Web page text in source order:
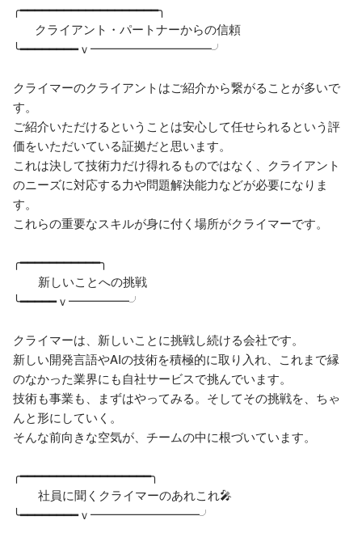
╭━━━━━━━━━━━━━━━━━━━╮
クライアント・パートナーからの信頼
╰━━━━━━━━ｖ━━━━━━━━━━╯
クライマーのクライアントはご紹介から繋がることが多いで
す。
ご紹介いただけるということは安心して任せられるという評
価をいただいている証拠だと思います。
これは決して技術力だけ得れるものではなく、クライアント
のニーズに対応する力や問題解決能力などが必要になりま
す。
これらの重要なスキルが身に付く場所がクライマーです。
╭━━━━━━━━━━━╮
新しいことへの挑戦
╰━━━━━ｖ━━━━━╯
クライマーは、新しいことに挑戦し続ける会社です。
新しい開発言語やAIの技術を積極的に取り入れ、これまで縁
のなかった業界にも自社サービスで挑んでいます。
技術も事業も、まずはやってみる。そしてその挑戦を、ちゃ
んと形にしていく。
そんな前向きな空気が、チームの中に根づいています。
╭━━━━━━━━━━━━━━━━━━╮
社員に聞くクライマーのあれこれ🎤
╰━━━━━━━━ｖ━━━━━━━━━╯